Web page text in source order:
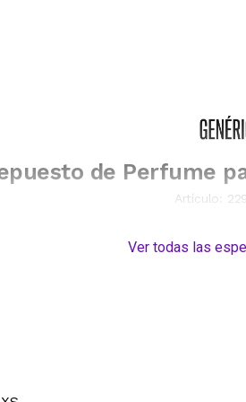
de Perfume
Artículo:
Ver todas las